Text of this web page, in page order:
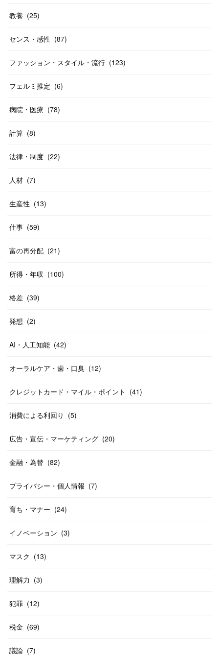
教養 (25)
センス・感性 (87)
ファッション・スタイル・流行 (123)
フェルミ推定 (6)
病院・医療 (78)
計算 (8)
法律・制度 (22)
人材 (7)
生産性 (13)
仕事 (59)
富の再分配 (21)
所得・年収 (100)
格差 (39)
発想 (2)
AI・人工知能 (42)
オーラルケア・歯・口臭 (12)
クレジットカード・マイル・ポイント (41)
消費による利回り (5)
広告・宣伝・マーケティング (20)
金融・為替 (82)
プライバシー・個人情報 (7)
育ち・マナー (24)
イノベーション (3)
マスク (13)
理解力 (3)
犯罪 (12)
税金 (69)
議論 (7)